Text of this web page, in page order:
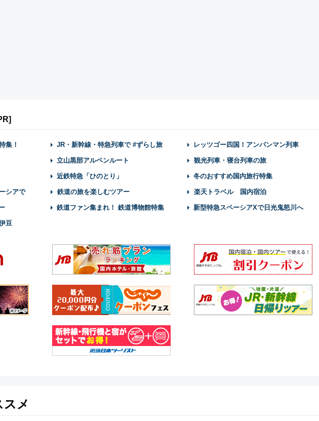
集！ JR・新幹線・特急列車で #ずらし旅 レッツゴー四国！アンパンマン列車
立山黒部アルペンルート 観光列車・寝台列車の旅
近鉄特急「ひのとり」 冬のおすすめ国内旅行特集
シアで 鉄道の旅を楽しむツアー 楽天トラベル 国内宿泊
鉄道ファン集まれ！ 鉄道博物館特集 新型特急スペーシアXで日光鬼怒川へ
豆
メ